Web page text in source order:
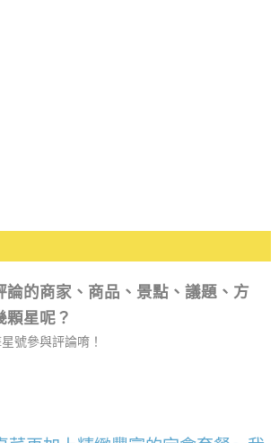
論的商家、商品、景點、議題、方
顆星呢？
號參與評論唷！